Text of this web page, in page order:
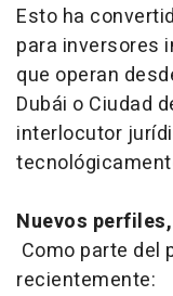
Esto ha
para inversores
que operan
Dubái o Ciudad
interlocutor
Nuevos
Como parte del
recientemente: